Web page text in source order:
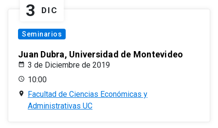
3 DIC
Seminarios
Juan Dubra, Universidad de Montevideo
3 de Diciembre de 2019
10:00
Facultad de Ciencias Económicas y
Administrativas UC